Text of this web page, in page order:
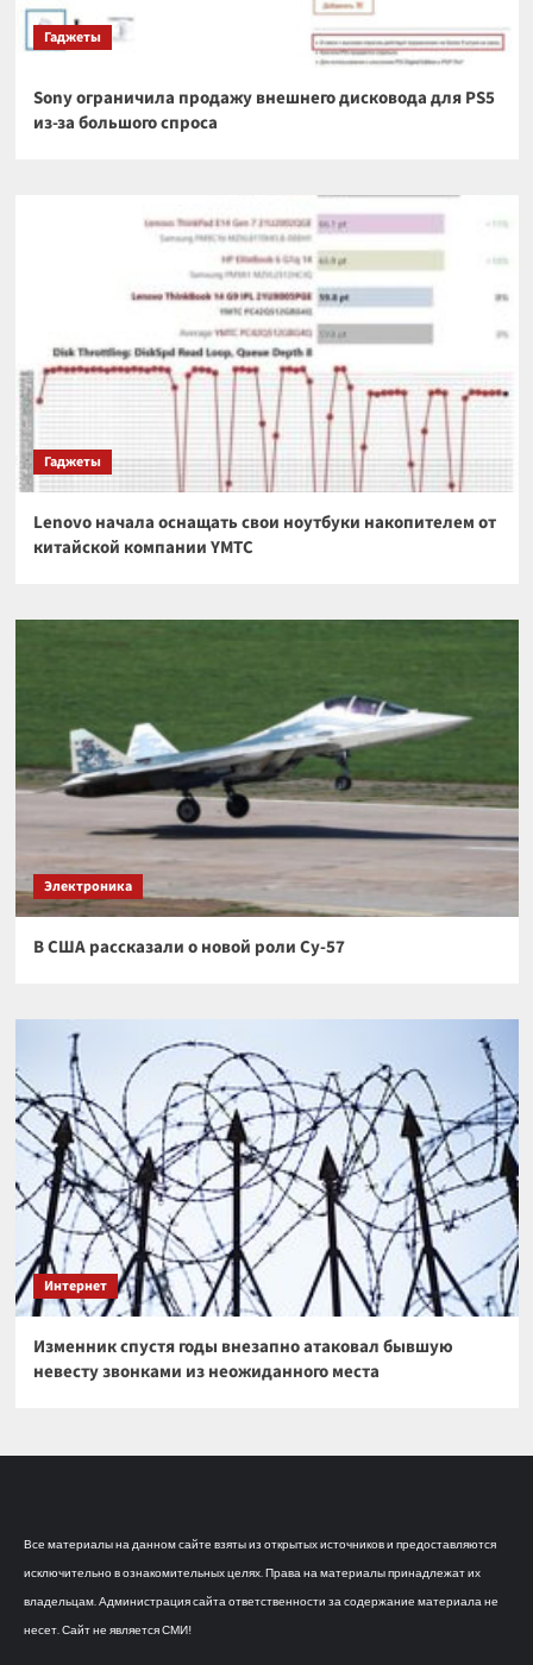
Гаджеты
Sony ограничила продажу внешнего дисковода для PS5
из-за большого спроса
Гаджеты
Lenovo начала оснащать свои ноутбуки накопителем от
китайской компании YMTC
Электроника
В США рассказали о новой роли Су-57
Интернет
Изменник спустя годы внезапно атаковал бывшую
невесту звонками из неожиданного места
Все материалы на данном сайте взяты из открытых источников и предоставляются
исключительно в ознакомительных целях. Права на материалы принадлежат их
владельцам. Администрация сайта ответственности за содержание материала не
несет. Сайт не является СМИ!